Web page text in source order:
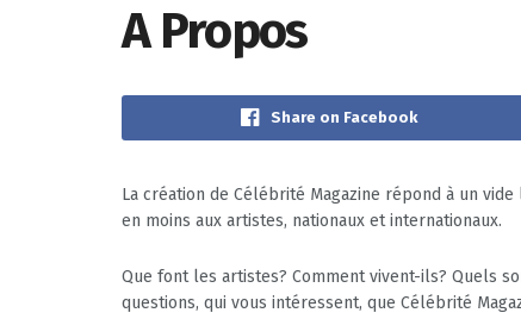
A Propos
Share on Facebook
La création de Célébrité Magazine répond à un
en moins aux artistes, nationaux et internationaux.
Que font les artistes? Comment vivent-ils? Quels
questions, qui vous intéressent, que Célébrité